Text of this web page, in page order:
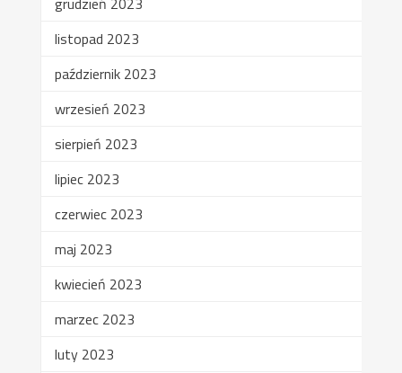
listopad 2023
październik 2023
wrzesień 2023
sierpień 2023
lipiec 2023
czerwiec 2023
maj 2023
kwiecień 2023
marzec 2023
luty 2023